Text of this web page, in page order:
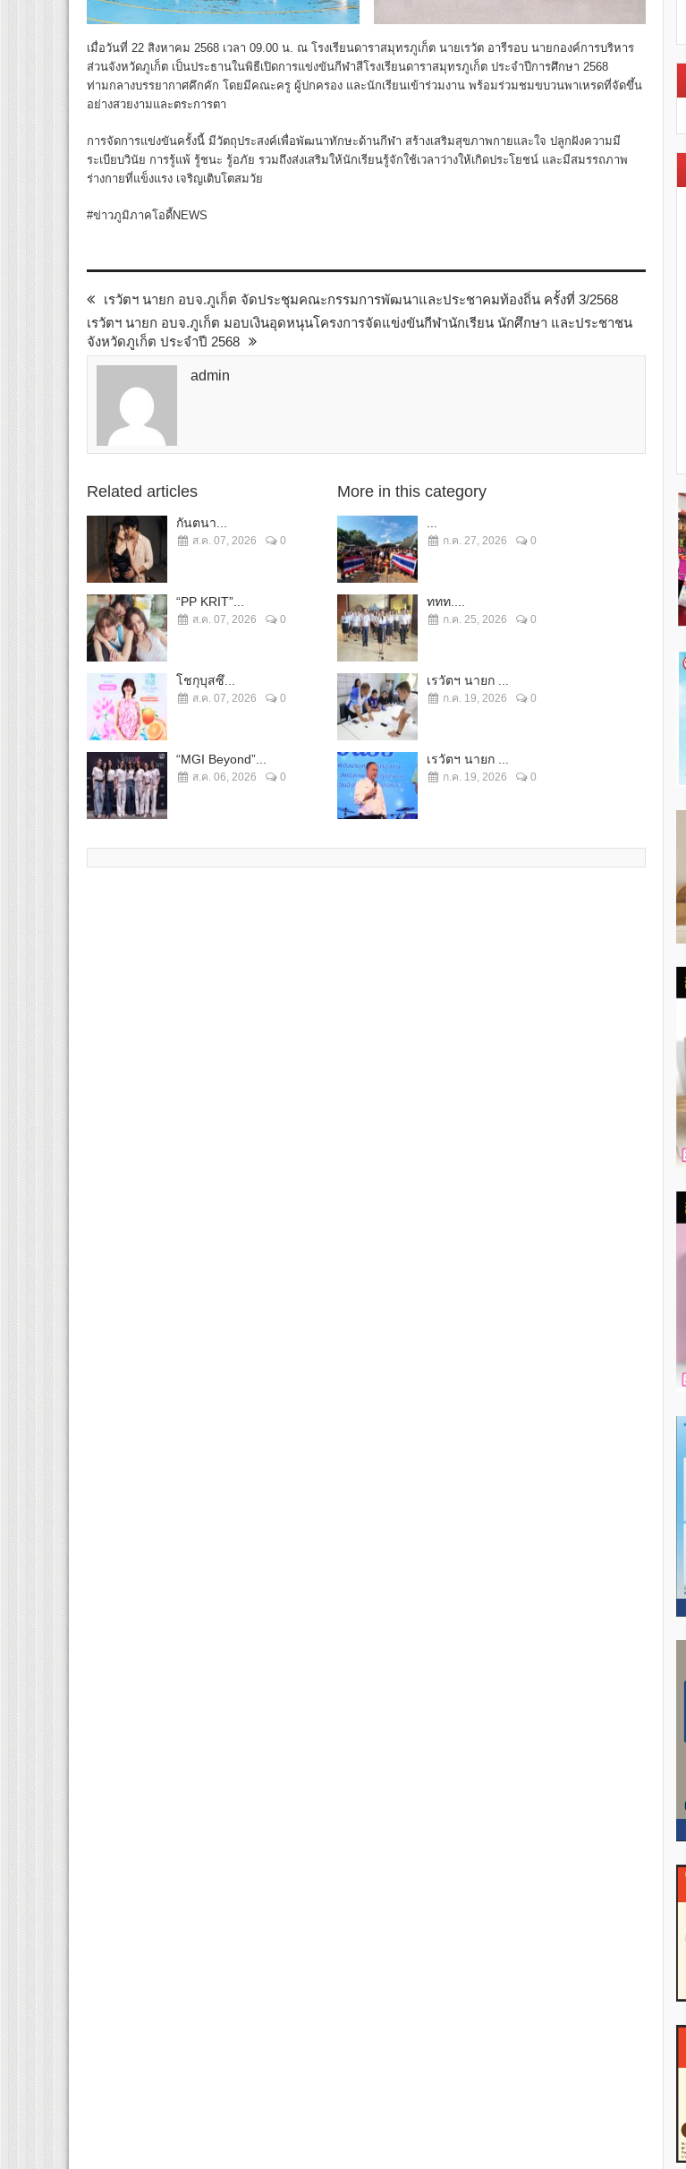
เมื่อวันที่ 22 สิงหาคม 2568 เวลา 09.00 น. ณ โรงเรียนดาราสมุทรภูเก็ต นายเรวัต อารีรอบ นายกองค์การบริหาร
ส่วนจังหวัดภูเก็ต เป็นประธานในพิธีเปิดการแข่งขันกีฬาสีโรงเรียนดาราสมุทรภูเก็ต ประจำปีการศึกษา 2568
ท่ามกลางบรรยากาศคึกคัก โดยมีคณะครู ผู้ปกครอง และนักเรียนเข้าร่วมงาน พร้อมร่วมชมขบวนพาเหรดที่จัดขึ้น
อย่างสวยงามและตระการตา
การจัดการแข่งขันครั้งนี้ มีวัตถุประสงค์เพื่อพัฒนาทักษะด้านกีฬา สร้างเสริมสุขภาพกายและใจ ปลูกฝังความมี
ระเบียบวินัย การรู้แพ้ รู้ชนะ รู้อภัย รวมถึงส่งเสริมให้นักเรียนรู้จักใช้เวลาว่างให้เกิดประโยชน์ และมีสมรรถภาพ
ร่างกายที่แข็งแรง เจริญเติบโตสมวัย
#ข่าวภูมิภาคโอดี้NEWS
เรวัตฯ นายก อบจ.ภูเก็ต จัดประชุมคณะกรรมการพัฒนาและประชาคมท้องถิ่น ครั้งที่ 3/2568
เรวัตฯ นายก อบจ.ภูเก็ต มอบเงินอุดหนุนโครงการจัดแข่งขันกีฬานักเรียน นักศึกษา และประชาชน
จังหวัดภูเก็ต ประจำปี 2568
admin
Related articles
กันตนา...
ส.ค. 07, 2026 0
“PP KRIT”...
ส.ค. 07, 2026 0
โชกุบุสซึ...
ส.ค. 07, 2026 0
“MGI Beyond”...
ส.ค. 06, 2026 0
More in this category
ก.ค. 27, 2026 0
ททท....
ก.ค. 25, 2026 0
เรวัตฯ นายก ...
ก.ค. 19, 2026 0
เรวัตฯ นายก ...
ก.ค. 19, 2026 0